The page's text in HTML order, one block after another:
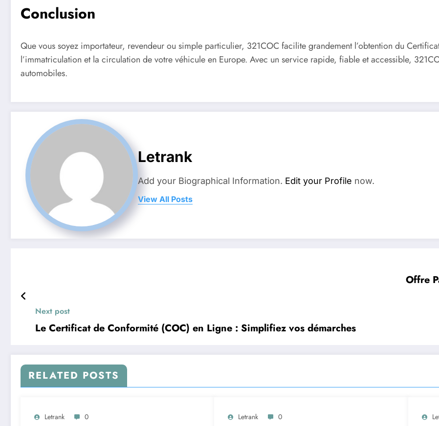
Conclusion
Que vous soyez importateur, revendeur ou simple particulier, 321COC facilite grandement l’obtention du
l’immatriculation et la circulation de votre véhicule en Europe. Avec un service rapide, fiable et accessible,
automobiles.
Letrank
Add your Biographical Information. Edit your Profile now.
View All Posts
Offre
Next post
Le Certificat de Conformité (COC) en Ligne : Simplifiez vos démarches
RELATED POSTS
Letrank 0 Letrank 0